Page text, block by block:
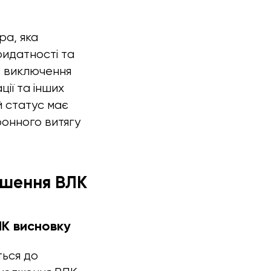
яка
та
виключення
та інших
статус має
витягу
ВЛК
висновку
до